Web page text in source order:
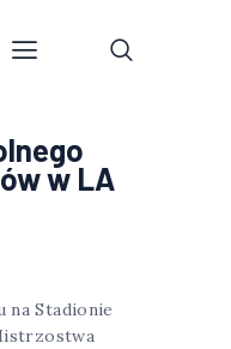
w LA
na Stadionie